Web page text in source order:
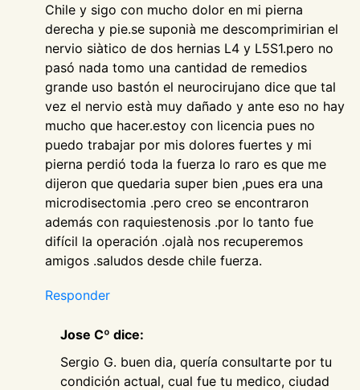
Chile y sigo con mucho dolor en mi pierna
derecha y pie.se suponià me descomprimirian el
nervio siàtico de dos hernias L4 y L5S1.pero no
pasó nada tomo una cantidad de remedios
grande uso bastón el neurocirujano dice que tal
vez el nervio està muy dañado y ante eso no hay
mucho que hacer.estoy con licencia pues no
puedo trabajar por mis dolores fuertes y mi
pierna perdió toda la fuerza lo raro es que me
dijeron que quedaria super bien ,pues era una
microdisectomia .pero creo se encontraron
además con raquiestenosis .por lo tanto fue
difícil la operación .ojalà nos recuperemos
amigos .saludos desde chile fuerza.
Responder
Jose Cº dice:
Sergio G. buen dia, quería consultarte por tu
condición actual, cual fue tu medico, ciudad